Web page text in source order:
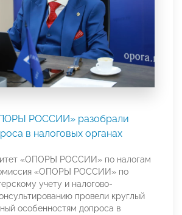
РОССИИ» разобрали
в налоговых органах
«ОПОРЫ РОССИИ» по налогам
«ОПОРЫ РОССИИ» по
учету и налогово-
провели круглый
особенностям допроса в